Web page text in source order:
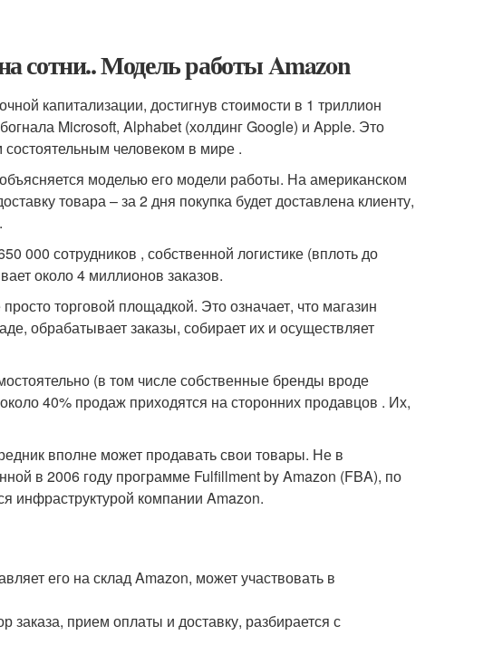
сотни.. Модель работы Amazon
капитализации, достигнув стоимости в 1 триллион
Microsoft, Alphabet (холдинг Google) и Apple. Это
человеком в мире .
моделью его модели работы. На американском
товара – за 2 дня покупка будет доставлена клиенту,
000 сотрудников , собственной логистике (вплоть до
около 4 миллионов заказов.
торговой площадкой. Это означает, что магазин
обрабатывает заказы, собирает их и осуществляет
(в том числе собственные бренды вроде
40% продаж приходятся на сторонних продавцов . Их,
вполне может продавать свои товары. Не в
в 2006 году программе Fulfillment by Amazon (FBA), по
инфраструктурой компании Amazon.
его на склад Amazon, может участвовать в
заказа, прием оплаты и доставку, разбирается с